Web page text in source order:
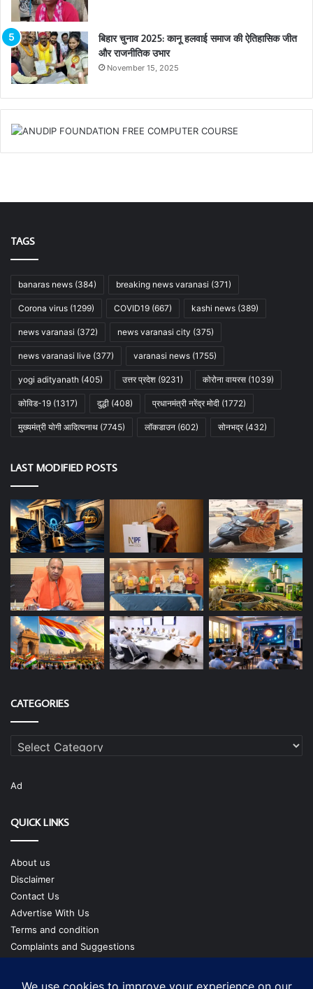
बिहार चुनाव 2025: कानू हलवाई समाज की ऐतिहासिक जीत
और राजनीतिक उभार
November 15, 2025
TAGS
banaras news (384) breaking news varanasi (371)
Corona virus (1299) COVID19 (667) kashi news (389)
news varanasi (372) news varanasi city (375)
news varanasi live (377) varanasi news (1755)
yogi adityanath (405) उत्तर प्रदेश (9231) कोरोना वायरस (1039)
कोविड-19 (1317) दुद्धी (408) प्रधानमंत्री नरेंद्र मोदी (1772)
मुख्यमंत्री योगी आदित्यनाथ (7745) लॉकडाउन (602) सोनभद्र(432)
LAST MODIFIED POSTS
CATEGORIES
Categories
Ad
QUICK LINKS
About us
Disclaimer
Contact Us
Advertise With Us
Terms and condition
Complaints and Suggestions
Our Team